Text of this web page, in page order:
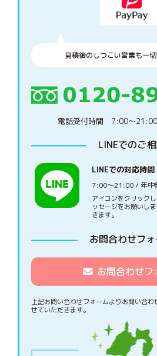
見積後のしつこい営業も一
電話受付時間 7:00〜21:00
LINEでのご
LINEでの対応時間
7:00〜21:00 / 年中
アイコンをクリック
ッセージをお願いし
きます。
お問合わせフ
お問合わせフ
上記お問い合わせフォームよりお問い合わ
せていただきます。